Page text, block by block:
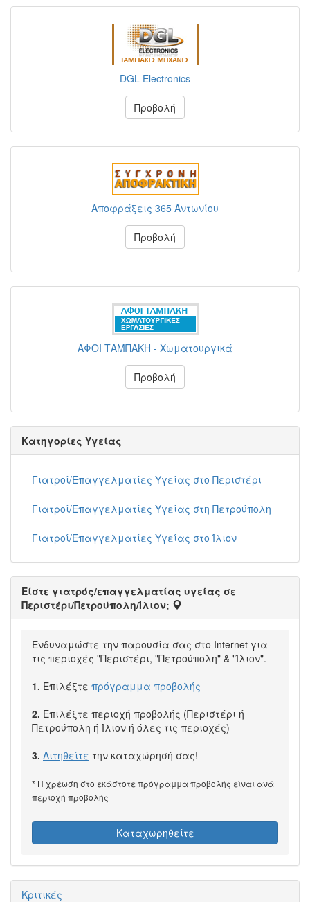
DGL Electronics
Προβολή
Αποφράξεις 365 Αντωνίου
Προβολή
ΑΦΟΙ ΤΑΜΠΑΚΗ - Χωματουργικά
Προβολή
Κατηγορίες Υγείας
Γιατροί/Επαγγελματίες Υγείας στο Περιστέρι
Γιατροί/Επαγγελματίες Υγείας στη Πετρούπολη
Γιατροί/Επαγγελματίες Υγείας στο Ίλιον
Είστε γιατρός/επαγγελματίας υγείας σε
Περιστέρι/Πετρούπολη/Ίλιον;
Ενδυναμώστε την παρουσία σας στο Internet για
τις περιοχές "Περιστέρι, "Πετρούπολη" & "Ίλιον".
1. Επιλέξτε πρόγραμμα προβολής
2. Επιλέξτε περιοχή προβολής (Περιστέρι ή
Πετρούπολη ή Ίλιον ή όλες τις περιοχές)
3. Αιτηθείτε την καταχώρησή σας!
* Η χρέωση στο εκάστοτε πρόγραμμα προβολής είναι ανά
περιοχή προβολής
Καταχωρηθείτε
Κριτικές